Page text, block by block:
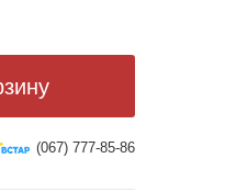
(067) 777-85-86